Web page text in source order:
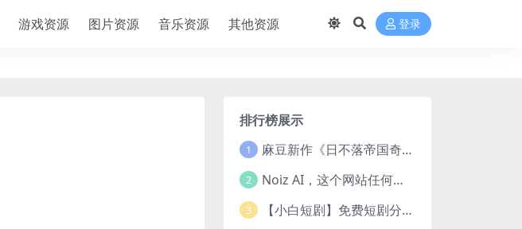
游戏资源 图片资源 音乐资源 其他资源 登录
排行榜展示
1 麻豆新作《日不落帝国奇欲记》流出，已解除登录验证！
2 Noiz AI，这个网站任何声音都能克隆，完全免费
3 【小白短剧】免费短剧分享2025年1月3日